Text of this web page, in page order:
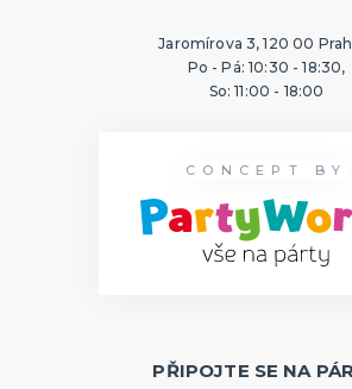
Jaromírova 3, 120 00
Po - Pá: 10:30 - 18:30,
So: 11:00 - 18:00
CONCEPT BY
PŘIPOJTE SE NA